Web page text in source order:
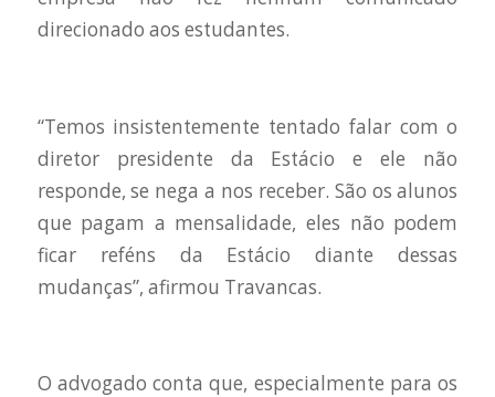
direcionado aos estudantes.
“Temos insistentemente tentado falar com o
diretor presidente da Estácio e ele não
responde, se nega a nos receber. São os alunos
que pagam a mensalidade, eles não podem
ficar reféns da Estácio diante dessas
mudanças”, afirmou Travancas.
O advogado conta que, especialmente para os